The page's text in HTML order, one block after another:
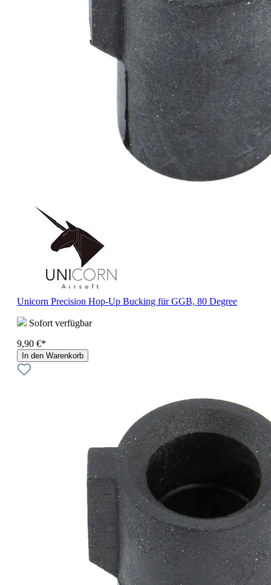
Unicorn Precision Hop-Up Bucking für GGB, 80 Degree
Sofort verfügbar
9,90 €*
In den Warenkorb